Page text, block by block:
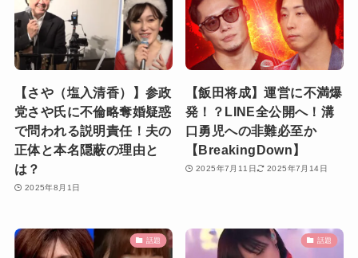
【さや（塩入清香）】参政
党さや氏に不倫略奪婚疑惑
で問われる説明責任！夫の
正体と本名隠蔽の理由と
は？
2025年8月1日
【飯田将成】運営に不満爆
発！？LINE全公開へ！溝
口勇児への非難必至か
【BreakingDown】
2025年7月11日 2025年7月14日
話題 話題